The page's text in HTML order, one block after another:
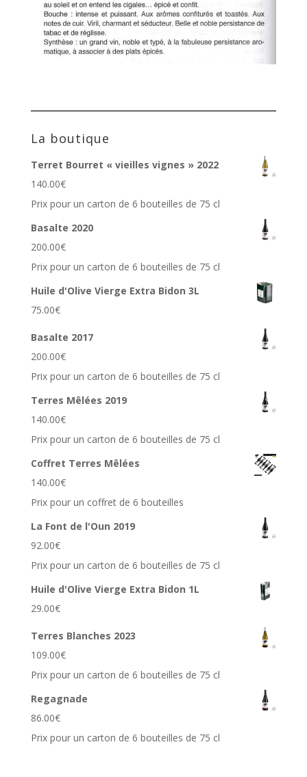
La boutique
Terret Bourret « vieilles vignes » 2022
140.00€
Prix pour un carton de 6 bouteilles de 75 cl
Basalte 2020
200.00€
Prix pour un carton de 6 bouteilles de 75 cl
Huile d'Olive Vierge Extra Bidon 3L
75.00€
Basalte 2017
200.00€
Prix pour un carton de 6 bouteilles de 75 cl
Terres Mêlées 2019
140.00€
Prix pour un carton de 6 bouteilles de 75 cl
Coffret Terres Mêlées
140.00€
Prix pour un coffret de 6 bouteilles
La Font de l'Oun 2019
92.00€
Prix pour un carton de 6 bouteilles de 75 cl
Huile d'Olive Vierge Extra Bidon 1L
29.00€
Terres Blanches 2023
109.00€
Prix pour un carton de 6 bouteilles de 75 cl
Regagnade
86.00€
Prix pour un carton de 6 bouteilles de 75 cl